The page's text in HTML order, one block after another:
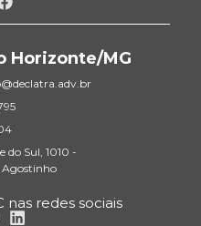
Horizonte/MG
do Sul, 1010 -
Agostinho
redes sociais